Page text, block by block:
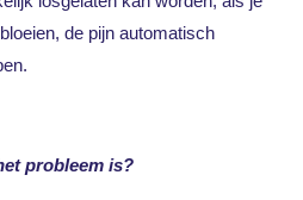
de pijn automatisch
probleem is?